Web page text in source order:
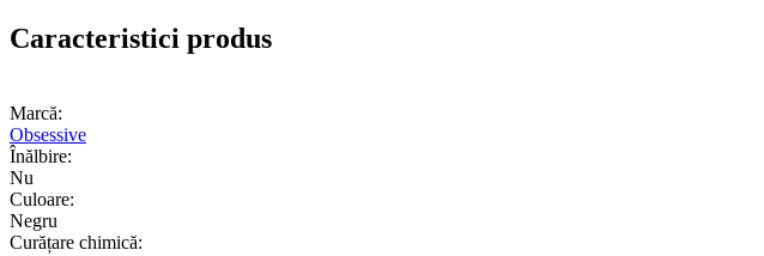
Caracteristici produs
Marcă:
Obsessive
Înălbire:
Nu
Culoare:
Negru
Curățare chimică: